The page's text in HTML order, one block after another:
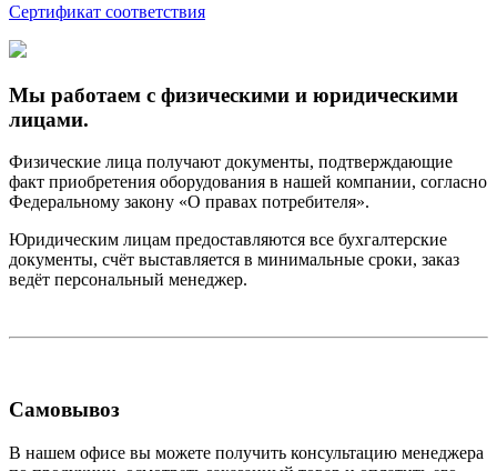
Сертификат соответствия
Мы работаем с физическими и юридическими
лицами.
Физические лица получают документы, подтверждающие
факт приобретения оборудования в нашей компании, согласно
Федеральному закону «О правах потребителя».
Юридическим лицам предоставляются все бухгалтерские
документы, счёт выставляется в минимальные сроки, заказ
ведёт персональный менеджер.
Самовывоз
В нашем офисе вы можете получить консультацию менеджера